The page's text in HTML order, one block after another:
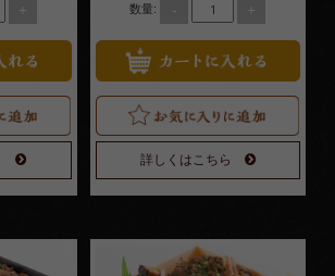
+ 数量: - +
詳しくはこちら